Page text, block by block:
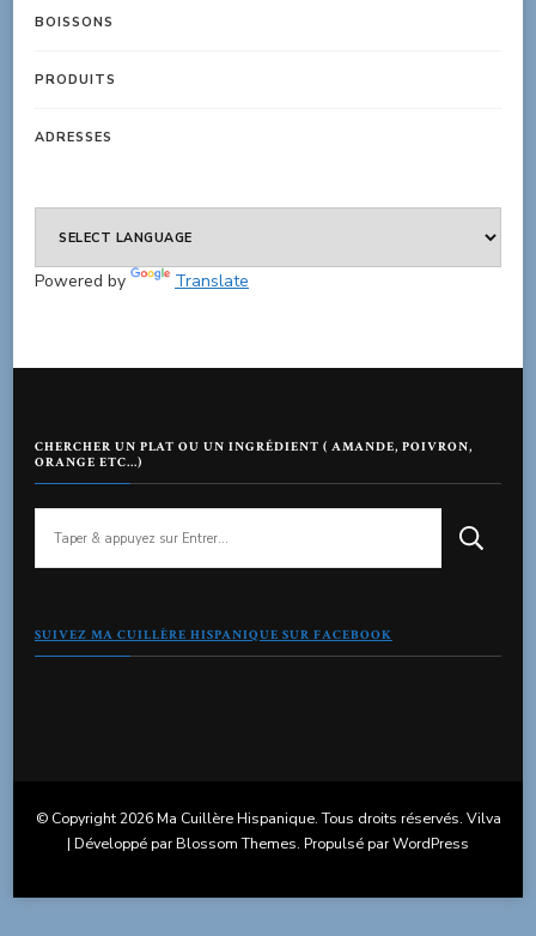
BOISSONS
PRODUITS
ADRESSES
Powered by Translate
CHERCHER UN PLAT OU UN INGRÉDIENT ( AMANDE, POIVRON,
ORANGE ETC…)
recherchiez
?
SUIVEZ MA CUILLÈRE HISPANIQUE SUR FACEBOOK
© Copyright 2026Ma Cuillère Hispanique. Tous droits réservés. Vilva
| Développé parBlossom Themes. Propulsé parWordPress